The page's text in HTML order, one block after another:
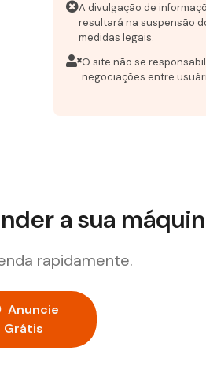
A divulgação de
resultará na suspensão
medidas legais.
O site não se
negociações entre
a sua
rapidamente.
Anuncie
Grátis